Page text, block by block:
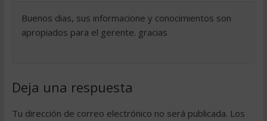
Buenos dias, sus informacione y conocimientos son
apropiados para el gerente. gracias
Deja una respuesta
Tu dirección de correo electrónico no será publicada. Los